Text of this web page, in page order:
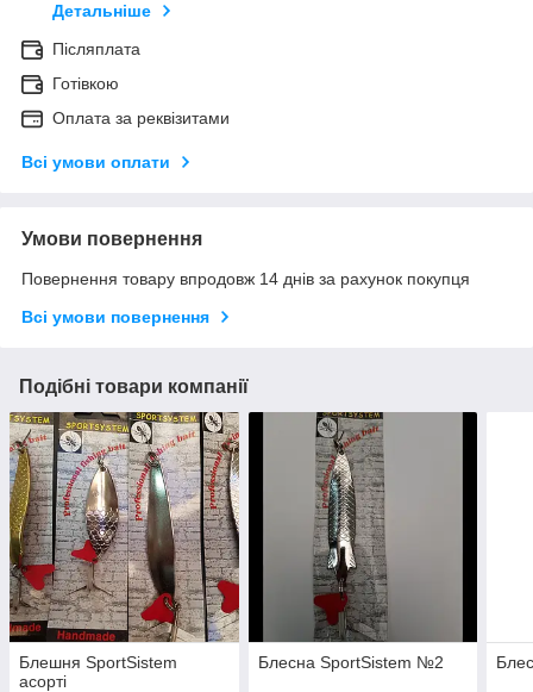
Детальніше
Післяплата
Готівкою
Оплата за реквізитами
Всі умови оплати
Умови повернення
Повернення товару впродовж 14 днів за рахунок покупця
Всі умови повернення
Подібні товари компанії
Блешня SportSistem
асорті
Блесна SportSistem №2